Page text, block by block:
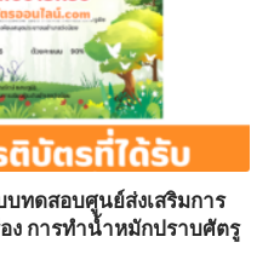
ทดสอบศูนย์ส่งเสริมการ
อง การทำน้ำหมักปราบศัตรู